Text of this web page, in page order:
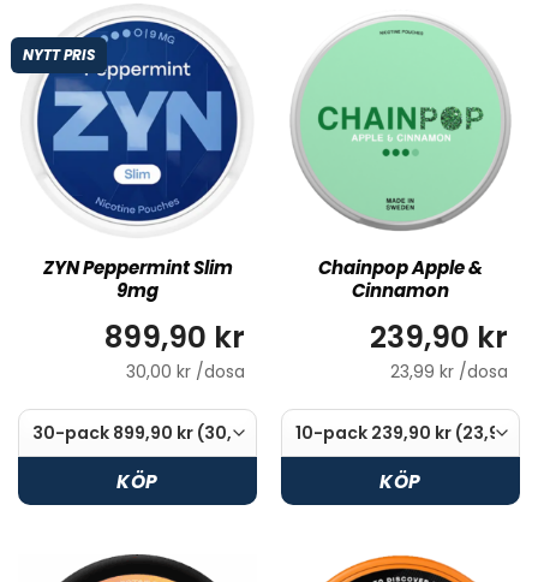
NYTT PRIS
ZYN Peppermint Slim
9mg
899,90 kr
30,00 kr /dosa
KÖP
Chainpop Apple &
Cinnamon
239,90 kr
23,99 kr /dosa
KÖP